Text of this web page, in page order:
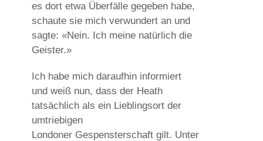
es dort etwa Überfälle gegeben habe,
schaute sie mich verwundert an und
sagte: «Nein. Ich meine natürlich die
Geister.»
Ich habe mich daraufhin informiert
und weiß nun, dass der Heath
tatsächlich als ein Lieblingsort der
umtriebigen
Londoner Gespensterschaft gilt. Unter